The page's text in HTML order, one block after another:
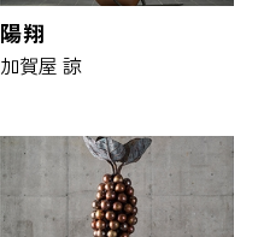
陽翔
加賀屋 諒